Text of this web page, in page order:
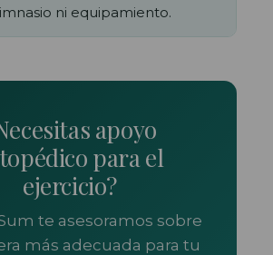
ni equipamiento.
apoyo
para el
ejercicio?
te asesoramos sobre
más adecuada para tu